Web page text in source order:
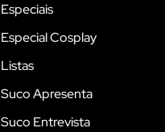
Especiais
Especial Cosplay
Listas
Suco Apresenta
Suco Entrevista